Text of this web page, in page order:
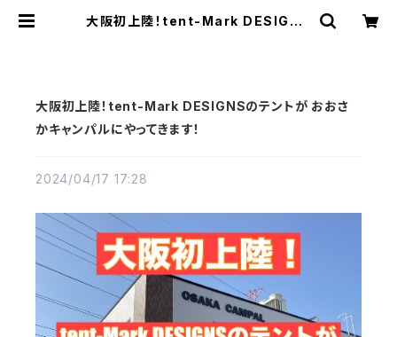
大阪初上陸！tent-Mark DESIGNS
大阪初上陸！tent-Mark DESIGNSのテントが おおさ
かキャンパルにやってきます！
2024/04/17 17:28